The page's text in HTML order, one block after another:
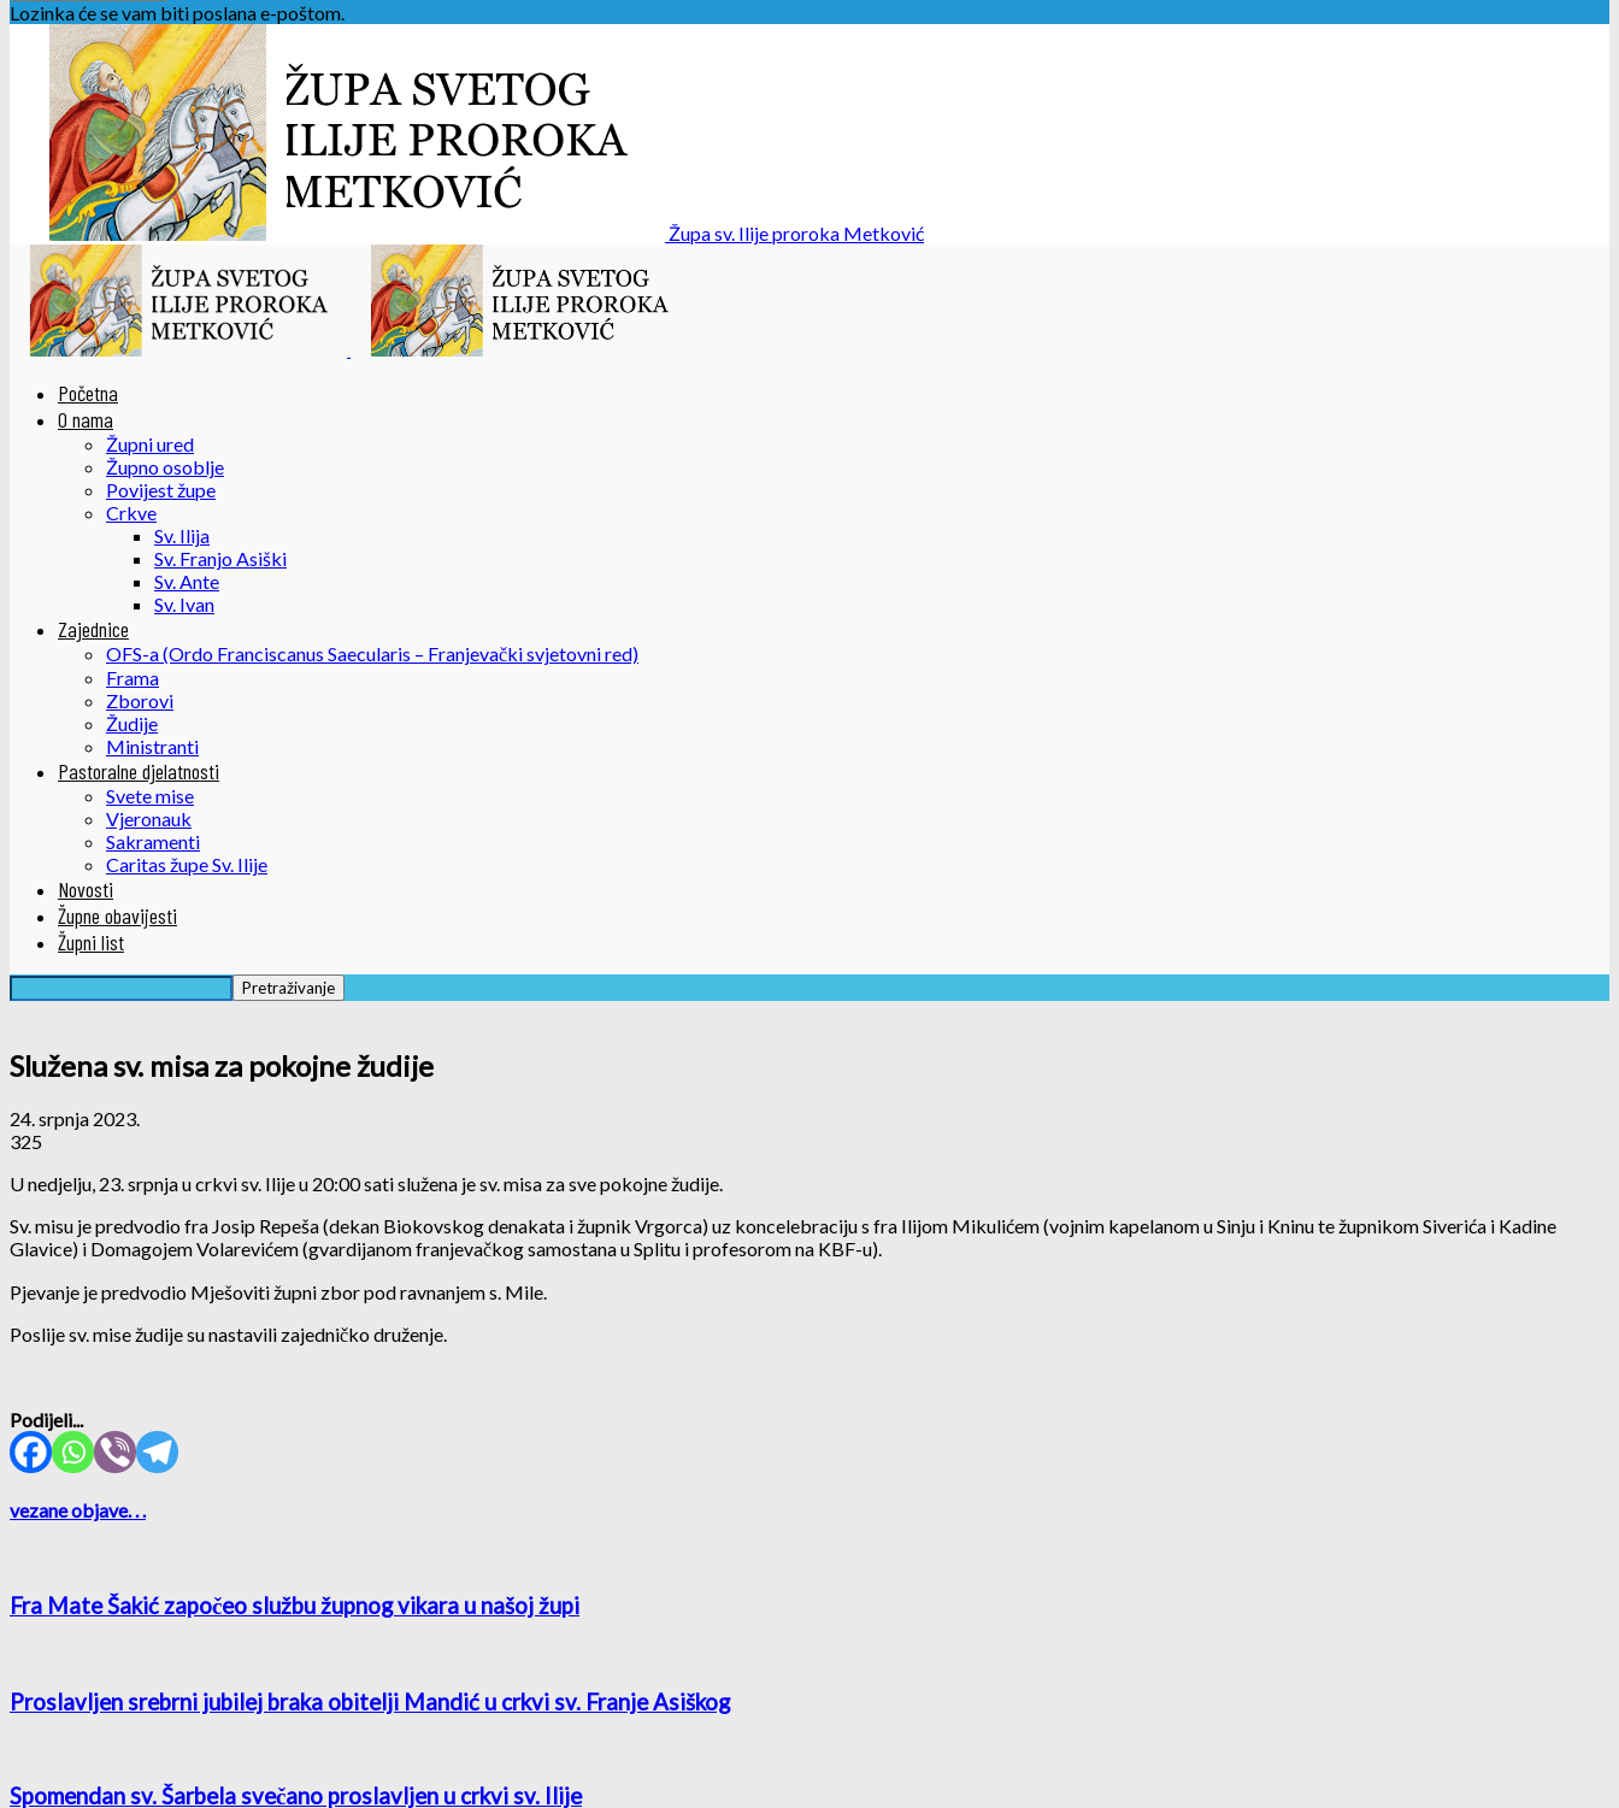
Lozinka će se vam biti poslana e-poštom.
Župa sv. Ilije proroka Metković
Početna
O nama
Župni ured
Župno osoblje
Povijest župe
Crkve
Sv. Ilija
Sv. Franjo Asiški
Sv. Ante
Sv. Ivan
Zajednice
OFS-a (Ordo Franciscanus Saecularis – Franjevački svjetovni red)
Frama
Zborovi
Žudije
Ministranti
Pastoralne djelatnosti
Svete mise
Vjeronauk
Sakramenti
Caritas župe Sv. Ilije
Novosti
Župne obavijesti
Župni list
Služena sv. misa za pokojne žudije
24. srpnja 2023.
325
U nedjelju, 23. srpnja u crkvi sv. Ilije u 20:00 sati služena je sv. misa za sve pokojne žudije.
Sv. misu je predvodio fra Josip Repeša (dekan Biokovskog denakata i župnik Vrgorca) uz koncelebraciju s fra Ilijom Mikulićem (vojnim kapelanom u Sinju i Kninu te župnikom Siverića i Kadine
Glavice) i Domagojem Volarevićem (gvardijanom franjevačkog samostana u Splitu i profesorom na KBF-u).
Pjevanje je predvodio Mješoviti župni zbor pod ravnanjem s. Mile.
Poslije sv. mise žudije su nastavili zajedničko druženje.
Podijeli...
vezane objave. . .
Fra Mate Šakić započeo službu župnog vikara u našoj župi
Proslavljen srebrni jubilej braka obitelji Mandić u crkvi sv. Franje Asiškog
Spomendan sv. Šarbela svečano proslavljen u crkvi sv. Ilije